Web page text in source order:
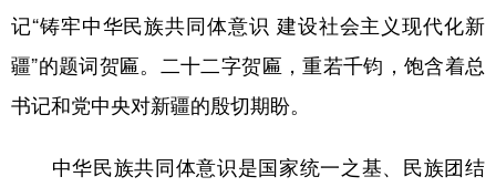
记“铸牢中华民族共同体意识 建设社会主义现代化新
疆”的题词贺匾。二十二字贺匾，重若千钧，饱含着总
书记和党中央对新疆的殷切期盼。
中华民族共同体意识是国家统一之基、民族团结